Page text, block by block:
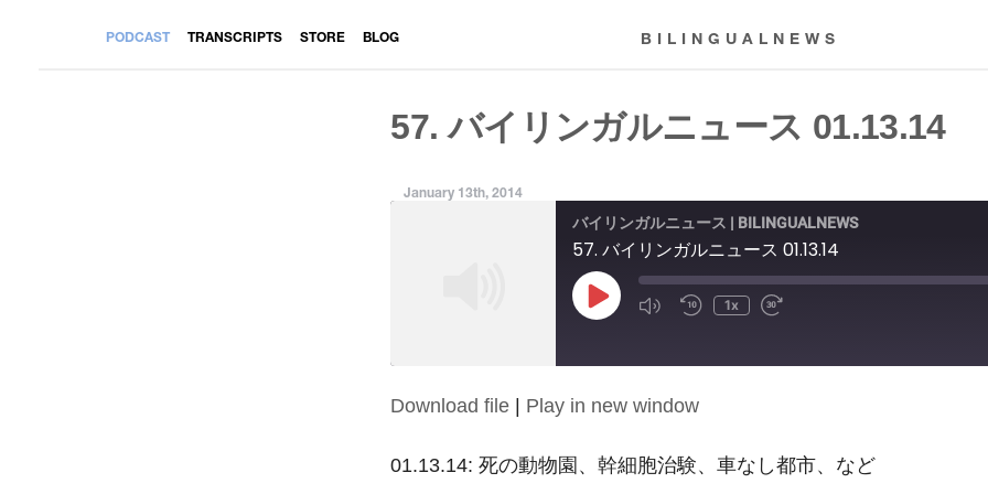
PODCAST TRANSCRIPTS STORE BLOG BILINGUALNEWS
57. バイリンガルニュース 01.13.14
January 13th, 2014
バイリンガルニュース | BILINGUALNEWS
57. バイリンガルニュース 01.13.14
Play
Episode
1x
SHARE
LINK
Download file | Play in new window
01.13.14: 死の動物園、幹細胞治験、車なし都市、など